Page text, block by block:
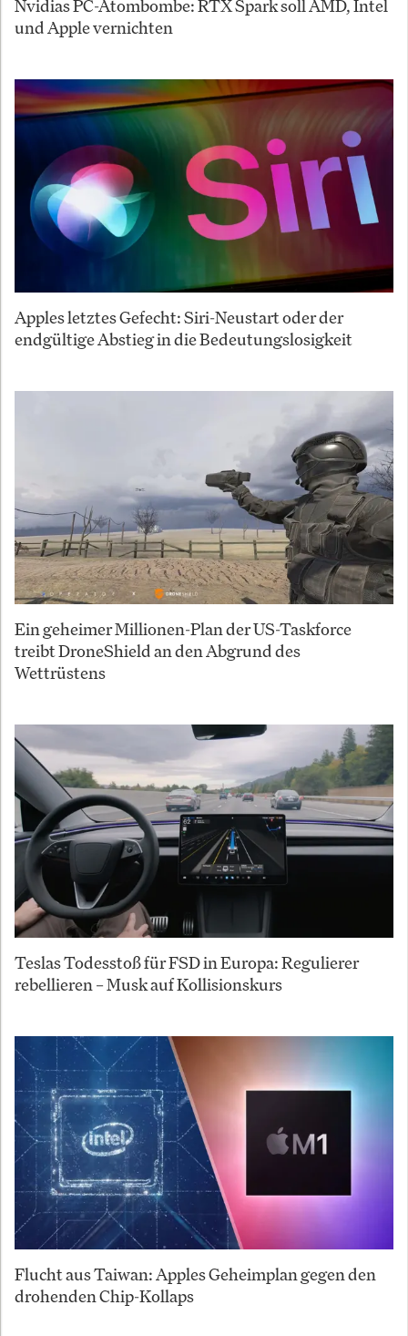
Nvidias PC-Atombombe: RTX Spark soll AMD, Intel
und Apple vernichten
Apples letztes Gefecht: Siri-Neustart oder der
endgültige Abstieg in die Bedeutungslosigkeit
Ein geheimer Millionen-Plan der US-Taskforce
treibt DroneShield an den Abgrund des
Wettrüstens
Teslas Todesstoß für FSD in Europa: Regulierer
rebellieren – Musk auf Kollisionskurs
Flucht aus Taiwan: Apples Geheimplan gegen den
drohenden Chip-Kollaps